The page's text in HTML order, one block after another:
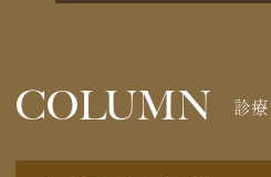
COLUMN 診療